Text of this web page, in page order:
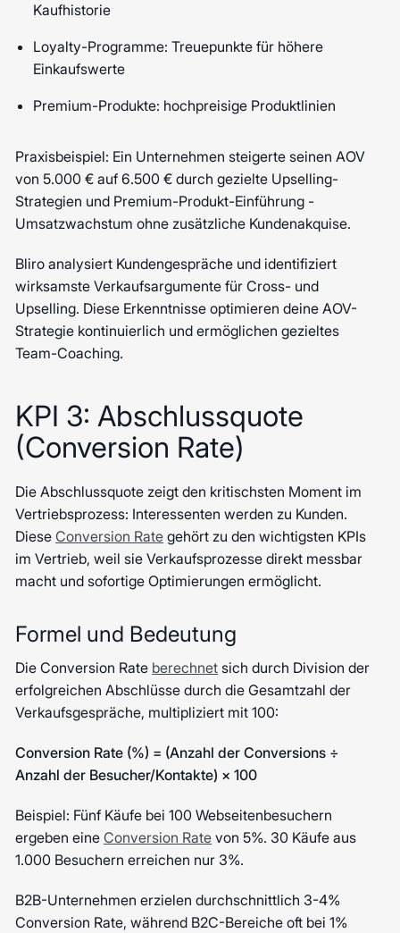
Kaufhistorie
Loyalty-Programme: Treuepunkte für höhere
Einkaufswerte
Premium-Produkte: hochpreisige Produktlinien
Praxisbeispiel: Ein Unternehmen steigerte seinen AOV
von 5.000 € auf 6.500 € durch gezielte Upselling-
Strategien und Premium-Produkt-Einführung -
Umsatzwachstum ohne zusätzliche Kundenakquise.
Bliro analysiert Kundengespräche und identifiziert
wirksamste Verkaufsargumente für Cross- und
Upselling. Diese Erkenntnisse optimieren deine AOV-
Strategie kontinuierlich und ermöglichen gezieltes
Team-Coaching.
KPI 3: Abschlussquote
(Conversion Rate)
Die Abschlussquote zeigt den kritischsten Moment im
Vertriebsprozess: Interessenten werden zu Kunden.
DieseConversion Rate gehört zu den wichtigsten KPIs
im Vertrieb, weil sie Verkaufsprozesse direkt messbar
macht und sofortige Optimierungen ermöglicht.
Formel und Bedeutung
Die Conversion Rate berechnet sich durch Division der
erfolgreichen Abschlüsse durch die Gesamtzahl der
Verkaufsgespräche, multipliziert mit 100:
Conversion Rate (%) = (Anzahl der Conversions ÷
Anzahl der Besucher/Kontakte) × 100
Beispiel: Fünf Käufe bei 100 Webseitenbesuchern
ergeben eineConversion Rate von 5%. 30 Käufe aus
1.000 Besuchern erreichen nur 3%.
B2B-Unternehmen erzielen durchschnittlich 3-4%
Conversion Rate, während B2C-Bereiche oft bei 1%